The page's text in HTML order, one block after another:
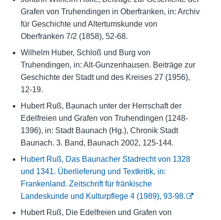
Grafen von Truhendingen in Oberfranken, in: Archiv
für Geschichte und Altertumskunde von
Oberfranken 7/2 (1858), 52-68.
Wilhelm Huber, Schloß und Burg von
Truhendingen, in: Alt-Gunzenhausen. Beiträge zur
Geschichte der Stadt und des Kreises 27 (1956),
12-19.
Hubert Ruß, Baunach unter der Herrschaft der
Edelfreien und Grafen von Truhendingen (1248-
1396), in: Stadt Baunach (Hg.), Chronik Stadt
Baunach. 3. Band, Baunach 2002, 125-144.
Hubert Ruß, Das Baunacher Stadrecht von 1328
und 1341. Überlieferung und Textkritik, in:
Frankenland. Zeitschrift für fränkische
Landeskunde und Kulturpflege 4 (1989), 93-98.
Hubert Ruß, Die Edelfreien und Grafen von